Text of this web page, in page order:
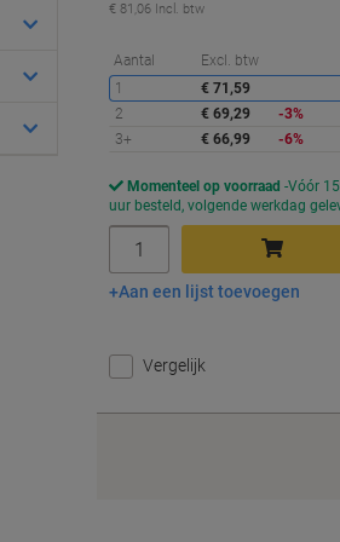
€ 81,06 Incl. btw
Aantal Excl. btw
1
€ 71,59
2
€ 69,29
-3%
3+
€ 66,99 -6%
Momenteel op voorraad Vóór
uur besteld, volgende werkdag
In winkelwagen
Aan een lijst toevoegen
Vergelijk